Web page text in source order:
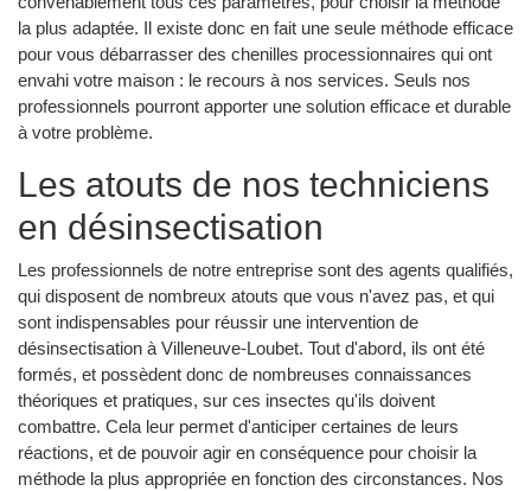
la plus adaptée. Il existe donc en fait une seule méthode efficace
pour vous débarrasser des chenilles processionnaires qui ont
envahi votre maison : le recours à nos services. Seuls nos
professionnels pourront apporter une solution efficace et durable
à votre problème.
Les atouts de nos techniciens
en désinsectisation
Les professionnels de notre entreprise sont des agents qualifiés,
qui disposent de nombreux atouts que vous n'avez pas, et qui
sont indispensables pour réussir une intervention de
désinsectisation à Villeneuve-Loubet. Tout d'abord, ils ont été
formés, et possèdent donc de nombreuses connaissances
théoriques et pratiques, sur ces insectes qu'ils doivent
combattre. Cela leur permet d'anticiper certaines de leurs
réactions, et de pouvoir agir en conséquence pour choisir la
méthode la plus appropriée en fonction des circonstances. Nos